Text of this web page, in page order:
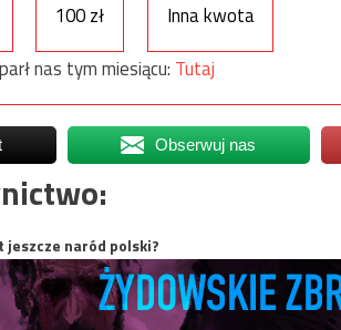
100 zł
Inna kwota
nas tym miesiącu: Tutaj
Obserwuj nas
jeszcze naród polski?